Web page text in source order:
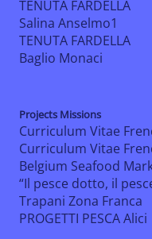
TENUTA FARDELLA
Salina Anselmo1
TENUTA FARDELLA
Baglio Monaci
Projects Missions
Curriculum Vitae
Curriculum Vitae
Belgium Seafood
“Il pesce dotto, il
Trapani Zona Franca
PROGETTI PESCA Alici